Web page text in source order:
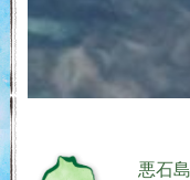
悪石島